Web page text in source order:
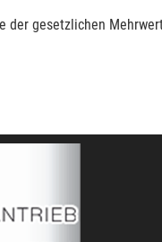
der gesetzlichen